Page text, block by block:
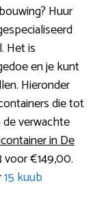
Huur
Het is
en je kunt
Hieronder
die tot
verwachte
in De
voor €149,00.
15 kuub